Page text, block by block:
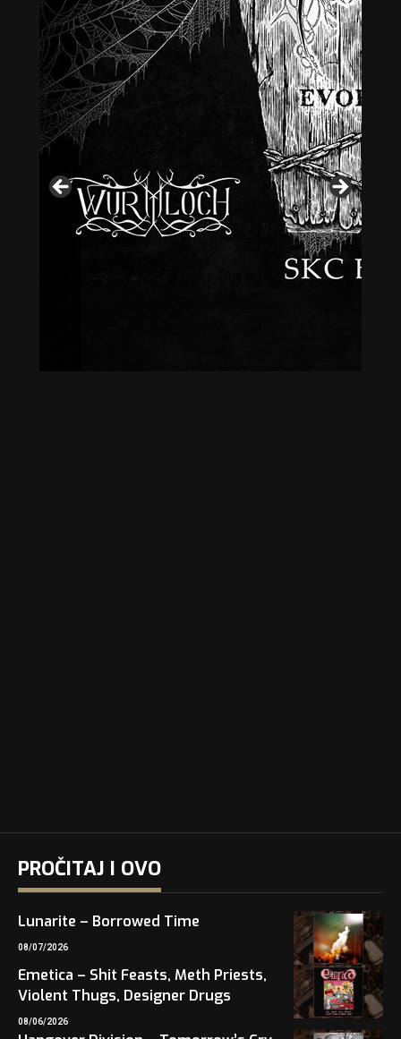
PROČITAJ I OVO
Lunarite – Borrowed Time
08/07/2026
Emetica – Shit Feasts, Meth Priests,
Violent Thugs, Designer Drugs
08/06/2026